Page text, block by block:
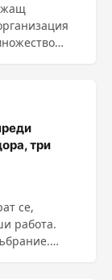
три
се,
работа.